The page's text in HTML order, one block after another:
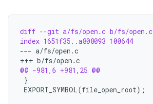
diff --git a/fs/open.c b/fs/open.c
index 1651f35..a808093 100644
--- a/fs/open.c
+++ b/fs/open.c
@@ -981,6 +981,25 @@